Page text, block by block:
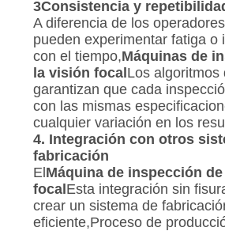
3Consistencia y
A diferencia de los
pueden experimentar fatiga o
con el tiempo,Máquinas de
la visión focalLos algoritmos
garantizan que cada
con las mismas
cualquier variación en los
4. Integración con otros
fabricación
ElMáquina de inspección
focalEsta integración sin
crear un sistema de
eficiente,Proceso de